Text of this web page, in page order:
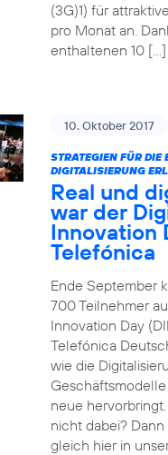
(3G)1) für
pro Monat an.
enthaltenen 10 […]
10. Oktober 2017
STRATEGIEN FÜR DIE
DIGITALISIERUNG
Real und
war der
Innovation
Telefónica
Ende September
700 Teilnehmer
Innovation Day
Telefónica
wie die
neue
nicht dabei?
gleich hier in